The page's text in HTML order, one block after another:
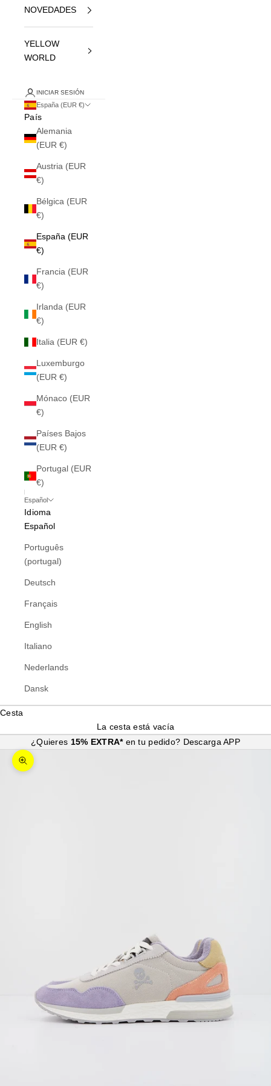
NOVEDADES
YELLOW
WORLD
INICIAR SESIÓN
España (EUR €)
País
Alemania
(EUR €)
Austria (EUR
€)
Bélgica (EUR
€)
España (EUR
€)
Francia (EUR
€)
Irlanda (EUR
€)
Italia (EUR €)
Luxemburgo
(EUR €)
Mónaco (EUR
€)
Países Bajos
(EUR €)
Portugal (EUR
€)
Español
Idioma
Español
Português
(portugal)
Deutsch
Français
English
Italiano
Nederlands
Dansk
Cesta
La cesta está vacía
¿Quieres 15% EXTRA* en tu pedido? Descarga APP
Zoom